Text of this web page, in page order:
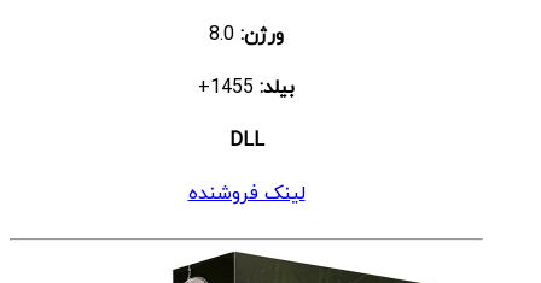
ورژن:
بیلد:
DLL
لینک فروشنده